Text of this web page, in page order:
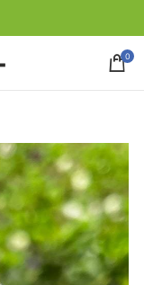
0